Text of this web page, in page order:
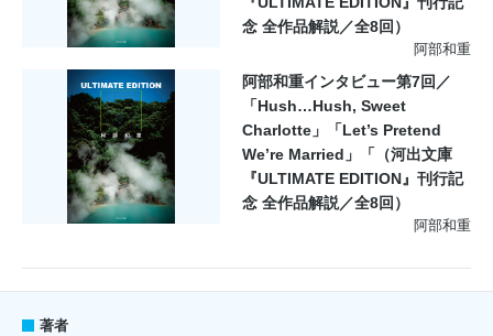
念 全作品解説／全8回）
阿部和重
阿部和重インタビュー第7回／
「Hush…Hush, Sweet
Charlotte」「Let’s Pretend
We’re Married」「（河出文庫
『ULTIMATE EDITION』刊行記
念 全作品解説／全8回）
阿部和重
著者